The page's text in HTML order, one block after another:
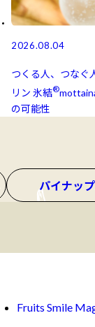
2026.08.04
つくる人、つなぐ
リン 氷結⁠⁠®
の可能性
パイナッ
Fruits Smile